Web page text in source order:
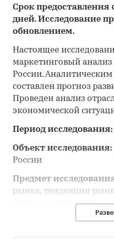
Срок предоставления
дней. Исследование
обновлением.
Настоящее
маркетинговый
России.
составлен прогноз
Проведен анализ
экономической
Период исследования:
Объект исследования:
России
Предмет
рынка, тенденции
факторы, влияющие на
рынка, основные